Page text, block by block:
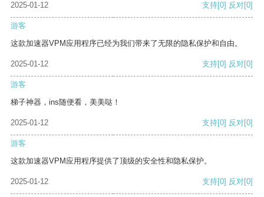
2025-01-12 支持[0] 反对[0]
游客
这款加速器VPM应用程序已经为我们带来了无限的隐私保护和自由。
2025-01-12 支持[0] 反对[0]
游客
梯子神器，ins随便看，美美哒！
2025-01-12 支持[0] 反对[0]
游客
这款加速器VPM应用程序提供了顶级的安全性和隐私保护。
2025-01-12 支持[0] 反对[0]